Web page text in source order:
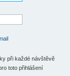
při každé návštěvě
toto přihlášení